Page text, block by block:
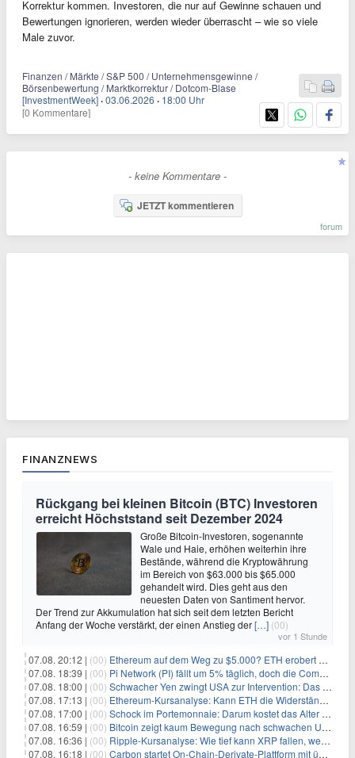
Korrektur kommen. Investoren, die nur auf Gewinne schauen und
Bewertungen ignorieren, werden wieder überrascht – wie so viele
Male zuvor.
Finanzen / Märkte / S&P 500 / Unternehmensgewinne /
Börsenbewertung / Marktkorrektur / Dotcom-Blase
[InvestmentWeek] ·03.06.2026 · 18:00 Uhr
[0 Kommentare]
- keine Kommentare -
JETZT kommentieren
forum
FINANZNEWS
Rückgang bei kleinen Bitcoin (BTC) Investoren
erreicht Höchststand seit Dezember 2024
Große Bitcoin-Investoren, sogenannte
Wale und Haie, erhöhen weiterhin ihre
Bestände, während die Kryptowährung
im Bereich von $63.000 bis $65.000
gehandelt wird. Dies geht aus den
neuesten Daten von Santiment hervor.
Der Trend zur Akkumulation hat sich seit dem letzten Bericht
Anfang der Woche verstärkt, der einen Anstieg der[…] (00)
vor 1 Stunde
07.08. 20:12 | (00) Ethereum auf dem Weg zu $5.000? ETH erobert wichtige Marke zurück, während Institutionen weiter akkumulieren
07.08. 18:39 | (00) Pi Network (PI) fällt um 5% täglich, doch die Community bleibt optimistisch
07.08. 18:00 | (00) Schwacher Yen zwingt USA zur Intervention: Das größte Risiko seit 15 Jahren
07.08. 17:13 | (00) Ethereum-Kursanalyse: Kann ETH die Widerstände der gleitenden Durchschnitte überwinden?
07.08. 17:00 | (00) Schock im Portemonnaie: Darum kostet das Alter deutlich mehr als Sie denken
07.08. 16:59 | (00) Bitcoin zeigt kaum Bewegung nach schwachen US-Arbeitsmarktdaten, Fed-Zinserhöhungschancen sinken auf 44%
07.08. 16:36 | (00) Ripple-Kursanalyse: Wie tief kann XRP fallen, wenn die $1-Unterstützung am Wochenende verloren geht?
07.08. 16:18 | (00) Carbon startet On-Chain-Derivate-Plattform mit über 950 Märkten in einem Konto